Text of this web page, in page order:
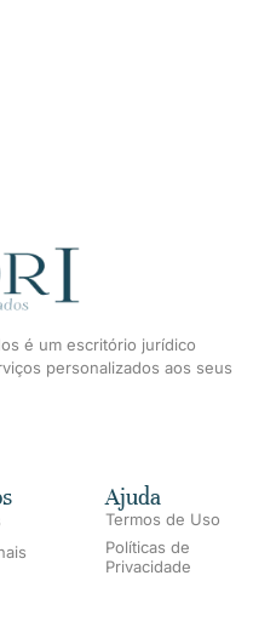
é um escritório jurídico
personalizados aos seus
Ajuda
Termos de Uso
Políticas de
Privacidade